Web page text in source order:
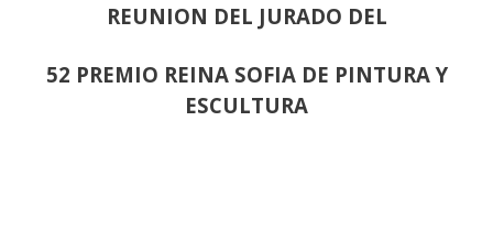
REUNION DEL JURADO DEL
52 PREMIO REINA SOFIA DE PINTURA Y
ESCULTURA